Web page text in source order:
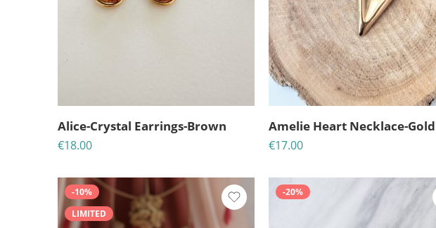
Alice-Crystal Earrings-Brown
€18.00
Amelie Heart Necklace-Gold
€17.00
-10%
LIMITED
-20%